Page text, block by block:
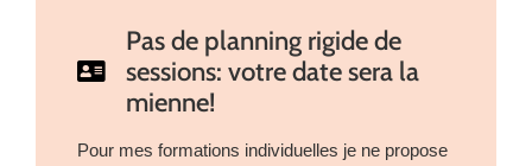
Pas de planning rigide de
sessions: votre date sera la
mienne!
Pour mes formations individuelles je ne propose